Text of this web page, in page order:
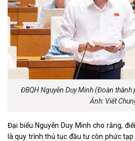
ĐBQH Nguyễn Duy Minh (Đoàn thành
Ảnh: Viết
Đại biểu Nguyễn Duy Minh cho rằng,
là quy trình thủ tục đầu tư còn phức